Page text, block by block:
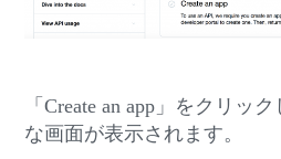
「Create an app」をクリッ
な画面が表示されます。